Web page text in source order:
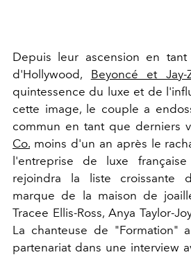
Depuis leur ascension en
d'Hollywood, Beyoncé et Jay-
quintessence du luxe et de
cette image, le couple a
commun en tant que derniers
Co. moins d'un an après le
l'entreprise de luxe
rejoindra la liste croissante
marque de la maison de
Tracee Ellis-Ross, Anya Taylor-
La chanteuse de "Formation"
partenariat dans une interview